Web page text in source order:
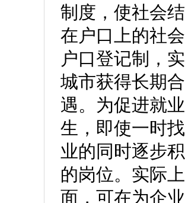
制度，使社会
在户口上的社
户口登记制，
城市获得长期
遇。为促进就
生，即使一时
业的同时逐步
的岗位。实际
面，可在为企